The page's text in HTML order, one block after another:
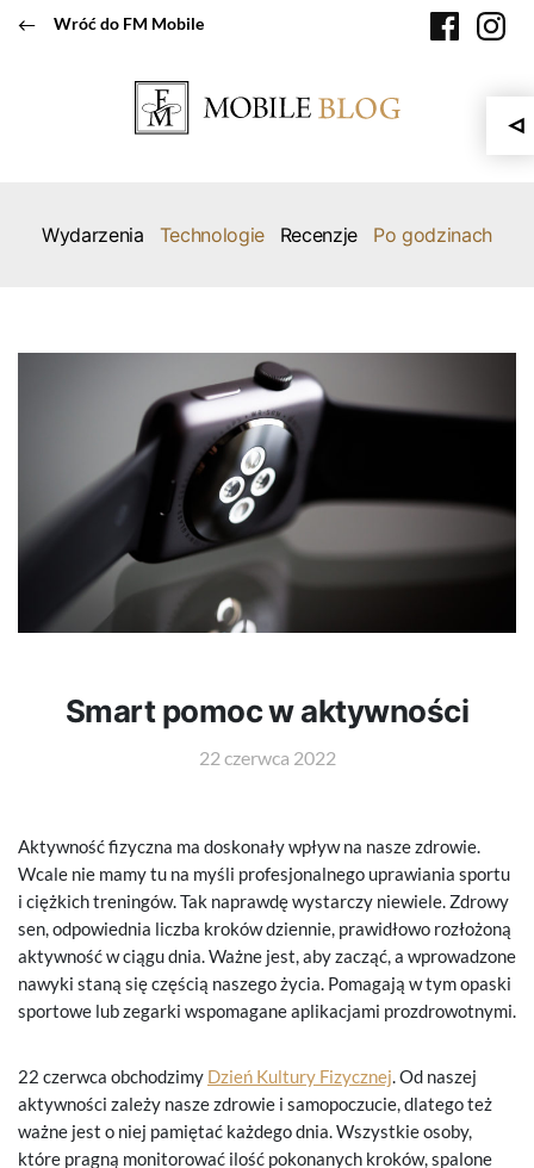
Wróć do FM Mobile facebook
Wydarzenia Technologie Recenzje Po godzinach
Smart pomoc w aktywności
22 czerwca 2022
Aktywność fizyczna ma doskonały wpływ na nasze zdrowie.
Wcale nie mamy tu na myśli profesjonalnego uprawiania sportu
i ciężkich treningów. Tak naprawdę wystarczy niewiele. Zdrowy
sen, odpowiednia liczba kroków dziennie, prawidłowo rozłożoną
aktywność w ciągu dnia. Ważne jest, aby zacząć, a wprowadzone
nawyki staną się częścią naszego życia. Pomagają w tym opaski
sportowe lub zegarki wspomagane aplikacjami prozdrowotnymi.
22 czerwca obchodzimy Dzień Kultury Fizycznej. Od naszej
aktywności zależy nasze zdrowie i samopoczucie, dlatego też
ważne jest o niej pamiętać każdego dnia. Wszystkie osoby,
które pragną monitorować ilość pokonanych kroków, spalone